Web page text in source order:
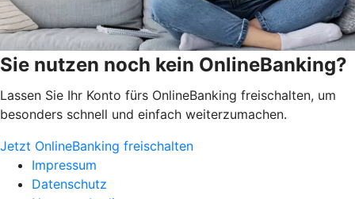
Sie nutzen noch kein OnlineBanking?
Lassen Sie Ihr Konto fürs OnlineBanking freischalten, um
besonders schnell und einfach weiterzumachen.
Jetzt OnlineBanking freischalten
Impressum
Datenschutz